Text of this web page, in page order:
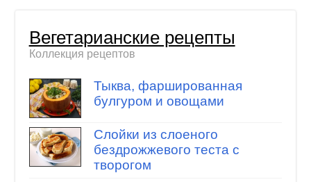
Вегетарианские рецепты
Коллекция рецептов
Тыква, фаршированная
булгуром и овощами
Слойки из слоеного
бездрожжевого теста с
творогом